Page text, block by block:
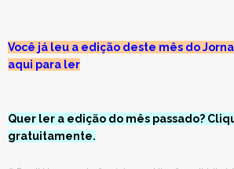
Você já leu a edição deste mês do
aqui para ler
Quer ler a edição do mês passado?
gratuitamente.